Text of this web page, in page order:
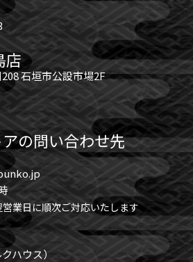
店
石垣市公設市場2F
の問い合わせ先
業日に順次ご対応いたします
ハウス）